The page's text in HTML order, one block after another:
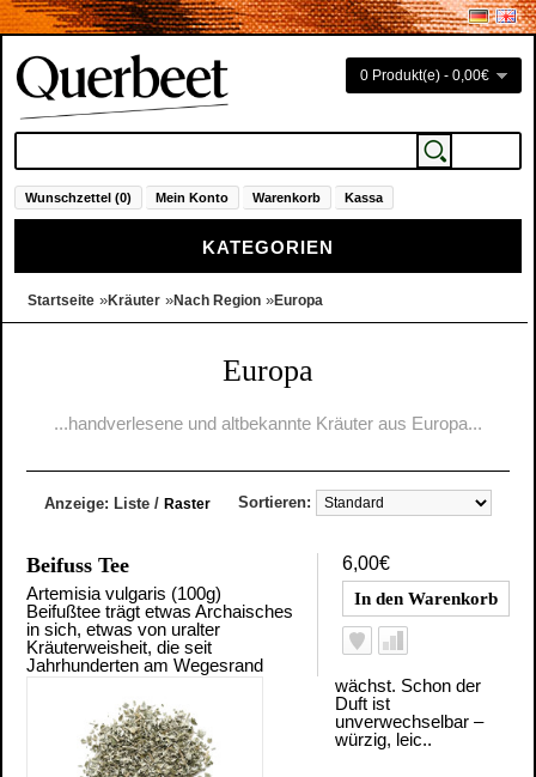
0 Produkt(e) - 0,00€
Wunschzettel (0) Mein Konto Warenkorb Kassa
KATEGORIEN
Startseite »Kräuter »Nach Region »Europa
Europa
...handverlesene und altbekannte Kräuter aus Europa...
Anzeige: Liste / Raster Sortieren:
6,00€
Beifuss Tee
Artemisia vulgaris (100g)
Beifußtee trägt etwas Archaisches
in sich, etwas von uralter
Kräuterweisheit, die seit
Jahrhunderten am Wegesrand
wächst. Schon der
Duft ist
unverwechselbar –
würzig, leic..